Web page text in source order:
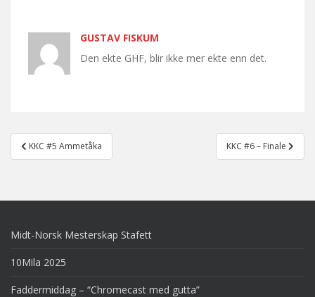
GUSTAV FISKUM
Den ekte GHF, blir ikke mer ekte enn det.
Post
navigation
KKC #5 Ammetåka KKC #6 – Finale
Midt-Norsk Mesterskap Stafett
10Mila 2025
Faddermiddag – “Chromecast med gutta”